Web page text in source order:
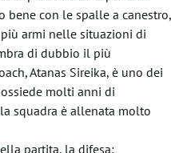
con le spalle a canestro,
armi nelle situazioni di
di dubbio il più
Atanas Sireika, è uno dei
molti anni di
squadra è allenata molto
partita, la difesa: